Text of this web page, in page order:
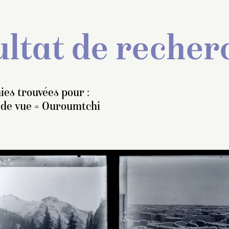
de
trouvées pour :
vue = Ouroumtchi
Le 25 septembre,
le lui a demandé
(déjà parti en